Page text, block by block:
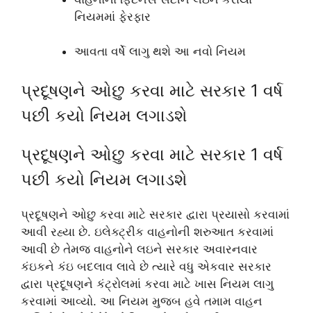
નિયમમાં ફેરફાર
આવતા વર્ષે લાગુ થશે આ નવો નિયમ
પ્રદૂષણને ઓછુ કરવા માટે સરકાર 1 વર્ષ
પછી કયો નિયમ લગાડશે
પ્રદૂષણને ઓછુ કરવા માટે સરકાર 1 વર્ષ
પછી કયો નિયમ લગાડશે
પ્રદૂષણને ઓછુ કરવા માટે સરકાર દ્વારા પ્રયાસો કરવામાં
આવી રહ્યા છે. ઇલેક્ટ્રીક વાહનોની શરુઆત કરવામાં
આવી છે તેમજ વાહનોને લઇને સરકાર અવારનવાર
કંઇકને કંઇ બદલાવ લાવે છે ત્યારે વધુ એકવાર સરકાર
દ્વારા પ્રદૂષણને કંટ્રોલમાં કરવા માટે ખાસ નિયમ લાગુ
કરવામાં આવ્યો. આ નિયમ મુજબ હવે તમામ વાહન